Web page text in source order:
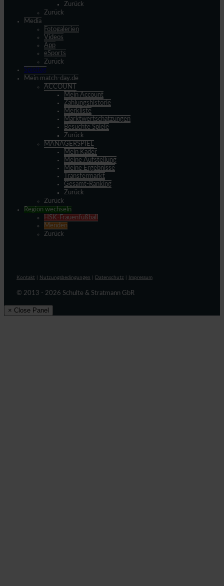
Zurück
Zurück
Media
Fotogalerien
Videos
App
eSports
Zurück
Spieltag
Mein match-day.de
ACCOUNT
Mein Account
Zahlungshistorie
Merkliste
Marktwertschätzungen
Besuchte Spiele
Zurück
MANAGERSPIEL
Mein Kader
Meine Aufstellung
Meine Ergebnisse
Transfermarkt
Gesamt-Ranking
Zurück
Zurück
Region wechseln
HSK-Frauenfußball
Menden
Zurück
Kontakt Nutzungsbedingungen Datenschutz Impressum
© 2013 - 2026 Schulte & Stratmann GbR
× Close Panel